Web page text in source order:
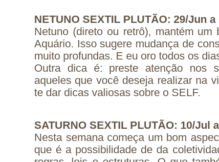
NETUNO SEXTIL PLUTÃO: 29/Jun a
Netuno (direto ou retrô), mantém
Aquário. Isso sugere mudança de
muito profundas. E eu oro todos os
Outra dica é: preste atenção nos
aqueles que você deseja realizar na
te dar dicas valiosas sobre o SELF.
SATURNO SEXTIL PLUTÃO: 10/Jul
Nesta semana começa um bom
que é a possibilidade de da